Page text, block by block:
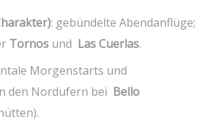
: gebündelte Abendanflüge;
Tornos und ⁣ Las Cuerlas.
Morgenstarts und
den Nordufern bei
Bello